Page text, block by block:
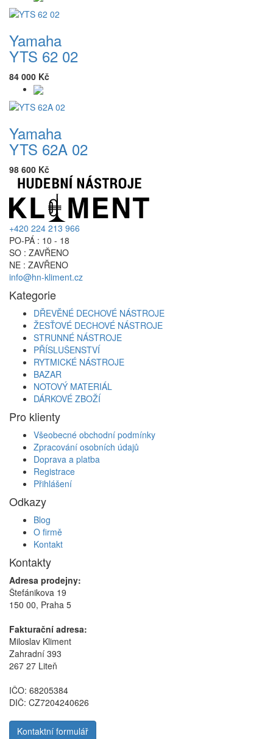
Yamaha
YTS 62 02
84 000 Kč
Yamaha
YTS 62A 02
98 600 Kč
+420 224 213 966
PO-PÁ : 10 - 18
SO : ZAVŘENO
NE : ZAVŘENO
info@hn-kliment.cz
Kategorie
DŘEVĚNÉ DECHOVÉ NÁSTROJE
ŽESŤOVÉ DECHOVÉ NÁSTROJE
STRUNNÉ NÁSTROJE
PŘÍSLUŠENSTVÍ
RYTMICKÉ NÁSTROJE
BAZAR
NOTOVÝ MATERIÁL
DÁRKOVÉ ZBOŽÍ
Pro klienty
Všeobecné obchodní podmínky
Zpracování osobních údajů
Doprava a platba
Registrace
Přihlášení
Odkazy
Blog
O firmě
Kontakt
Kontakty
Adresa prodejny:
Štefánikova 19
150 00, Praha 5
Fakturační adresa:
Miloslav Kliment
Zahradní 393
267 27 Liteň
IČO: 68205384
DIČ: CZ7204240626
Kontaktní formulář